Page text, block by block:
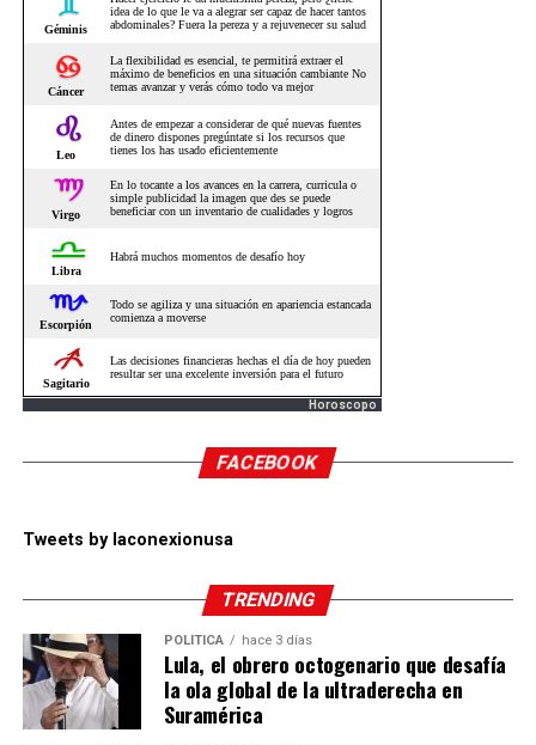
Horoscopo
FACEBOOK
Tweets by laconexionusa
TRENDING
POLÍTICA hace 3 días
Lula, el obrero octogenario que desafía
la ola global de la ultraderecha en
Suramérica